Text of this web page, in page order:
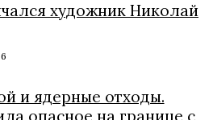
художник Николай
и ядерные отходы.
опасное на границе с